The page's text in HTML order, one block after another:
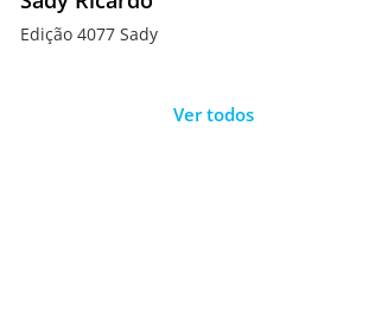
Edição 4077 Sady
Ver todos